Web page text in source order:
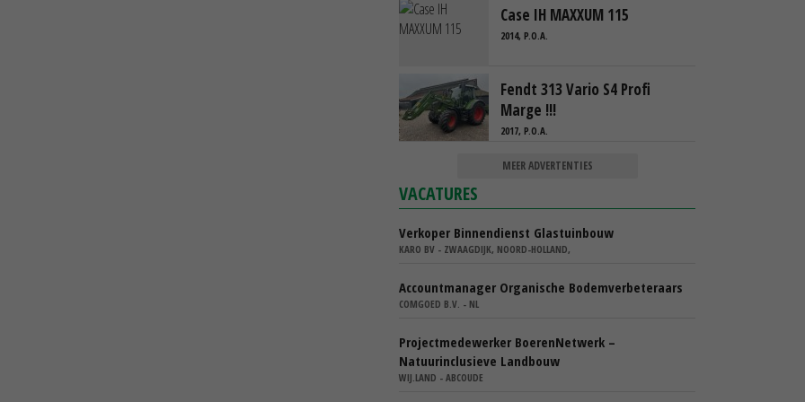
Case IH MAXXUM 115
2014, P.O.A.
Fendt 313 Vario S4 Profi
Marge !!!
2017, P.O.A.
MEER ADVERTENTIES
VACATURES
Verkoper Binnendienst Glastuinbouw
KARO BV - ZWAAGDIJK, NOORD-HOLLAND,
Accountmanager Organische Bodemverbeteraars
COMGOED B.V. - NL
Projectmedewerker BoerenNetwerk –
Natuurinclusieve Landbouw
WIJ.LAND - ABCOUDE